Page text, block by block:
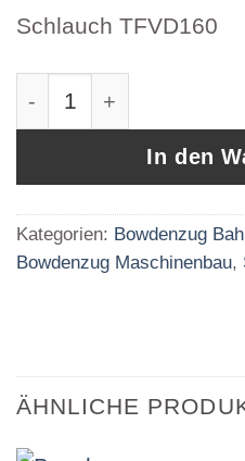
Schlauch TFVD160
In den
Kategorien: Bowdenzug
Bowdenzug Maschinenbau,
ÄHNLICHE